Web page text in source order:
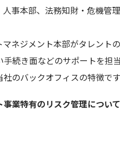
事本部、法務知財・危機管
ネジメント本部がタレント
続き面などのサポートを担
のバックオフィスの特徴です
業特有のリスク管理につい